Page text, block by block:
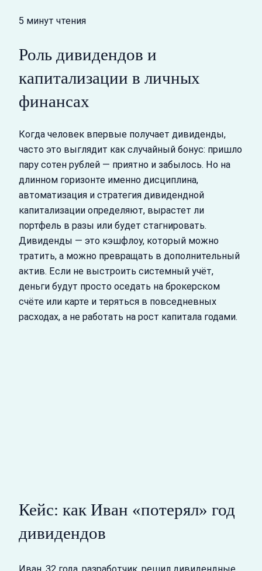
5 минут чтения
Роль дивидендов и
капитализации в личных
финансах
Когда человек впервые получает дивиденды,
часто это выглядит как случайный бонус: пришло
пару сотен рублей — приятно и забылось. Но на
длинном горизонте именно дисциплина,
автоматизация и стратегия дивидендной
капитализации определяют, вырастет ли
портфель в разы или будет стагнировать.
Дивиденды — это кэшфлоу, который можно
тратить, а можно превращать в дополнительный
актив. Если не выстроить системный учёт,
деньги будут просто оседать на брокерском
счёте или карте и теряться в повседневных
расходах, а не работать на рост капитала годами.
Кейс: как Иван «потерял» год
дивидендов